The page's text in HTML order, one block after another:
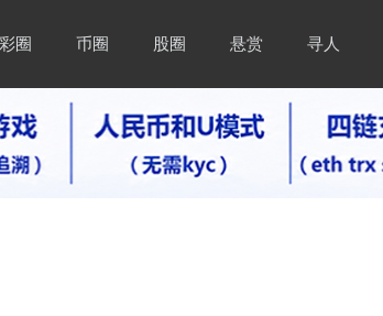
彩圈 币圈 股圈 悬赏 寻人